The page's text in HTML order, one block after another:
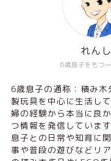
6歳息子をもつ
れんし
6歳息子の通称：積み木
製玩具を中心に生活し
婦の経験から本当に良
つ情報を発信していま
息子との日常や知育に
事や普段の遊びなどリ